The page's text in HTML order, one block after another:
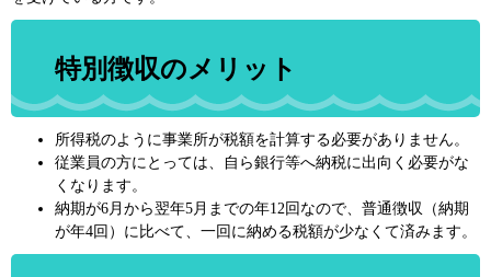
特別徴収のメリット
所得税のように事業所が税額を計算する必要がありません。
従業員の方にとっては、自ら銀行等へ納税に出向く必要がな
くなります。
納期が6月から翌年5月までの年12回なので、普通徴収（納期
が年4回）に比べて、一回に納める税額が少なくて済みます。